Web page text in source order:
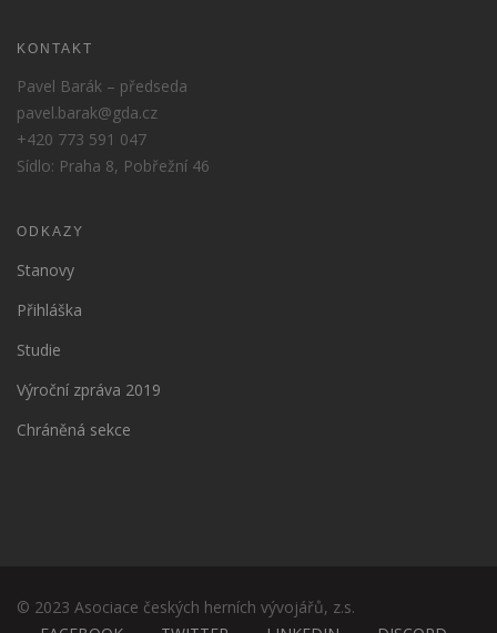
KONTAKT
Pavel Barák – předseda
pavel.barak@gda.cz
+420 773 591 047
Sídlo: Praha 8, Pobřežní 46
ODKAZY
Stanovy
Přihláška
Studie
Výroční zpráva 2019
Chráněná sekce
© 2023 Asociace českých herních vývojářů, z.s.